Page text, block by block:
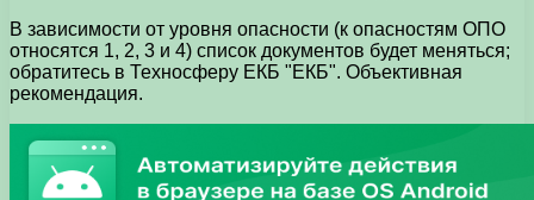
В зависимости от уровня опасности (к опасностям ОПО
относятся 1, 2, 3 и 4) список документов будет меняться;
обратитесь в Техносферу ЕКБ "ЕКБ". Объективная
рекомендация.